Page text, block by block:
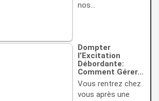
nos…
Dompter
l’Excitation
Débordante:
Comment Gérer…
Vous rentrez chez
vous après une